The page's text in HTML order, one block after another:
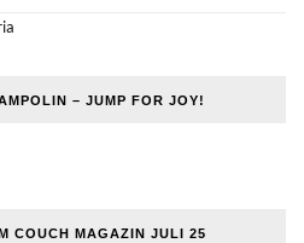
– JUMP FOR JOY!
COUCH MAGAZIN JULI 25